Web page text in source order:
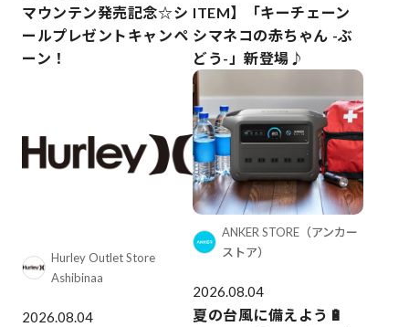
マウンテン発売記念☆シ
ールプレゼントキャンペ
ーン！
ITEM】「キーチェーン
シマネコの赤ちゃん -ぶ
どう-」新登場♪
Hurley Outlet Store
Ashibinaa
2026.08.04
ANKER STORE（アンカー
ストア）
2026.08.04
夏の台風に備えよう🔋